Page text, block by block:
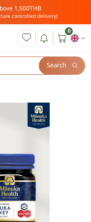
1,500THB
controlled delivery)
0
Search